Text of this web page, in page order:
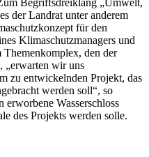
der Landrat unter anderem
für den
Klimaschutzmanagers und
Themenkomplex, den der
„erwarten wir uns
zu entwickelnden Projekt, das
werden soll“, so
Wasserschloss
des Projekts werden solle.